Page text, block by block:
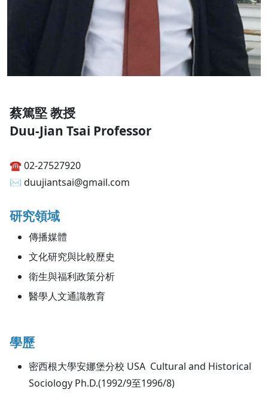
蔡篤堅 教授
Duu-Jian Tsai Professor
☎︎ 02-27527920
✉︎ duujiantsai@gmail.com
研究領域
傳播媒體
文化研究與比較歷史
衛生與福利政策分析
醫學人文通識教育
學歷
密西根大學安娜堡分校 USA Cultural and Historical
Sociology Ph.D.(1992/9至1996/8)